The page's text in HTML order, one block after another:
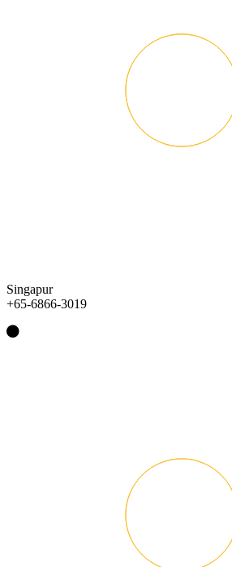
Singapur
+65-6866-3019